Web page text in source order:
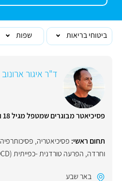
ביטוחי בריאות שפות
ד"ר איגור ארונוב
פסיכיאטר מבוגרים שמטפל מגיל 18 ומעלה
תחום ראשי: פסיכיאטריה, פסיכותרפיה
וחרדה, הפרעה טורדנית -כפייתית (OCD)
באר שבע